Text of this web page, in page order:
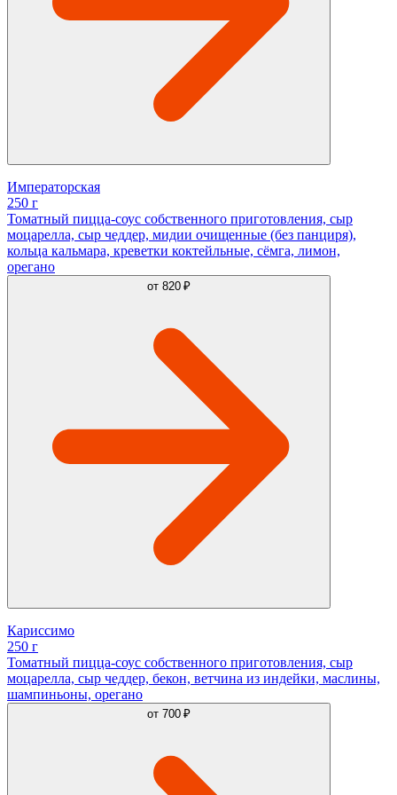
Императорская
250 г
Томатный пицца-соус собственного приготовления, сыр
моцарелла, сыр чеддер, мидии очищенные (без панциря),
кольца кальмара, креветки коктейльные, сёмга, лимон,
орегано
от 820 ₽
Кариссимо
250 г
Томатный пицца-соус собственного приготовления, сыр
моцарелла, сыр чеддер, бекон, ветчина из индейки, маслины,
шампиньоны, орегано
от 700 ₽